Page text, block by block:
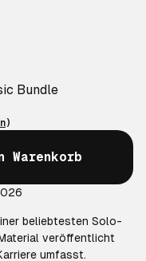
Bundle
)
Warenkorb
beliebtesten Solo-
veröffentlicht
umfasst.